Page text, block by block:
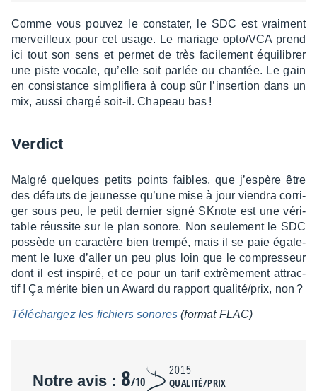
Comme vous pouvez le consta­ter, le SDC est vrai­ment
merveilleux pour cet usage. Le mariage opto/VCA prend
ici tout son sens et permet de très faci­le­ment équi­li­brer
une piste vocale, qu’elle soit parlée ou chan­tée. Le gain
en consis­tance simpli­fiera à coup sûr l’in­ser­tion dans un
mix, aussi chargé soit-il. Chapeau bas !
Verdict
Malgré quelques petits points faibles, que j’es­père être
des défauts de jeunesse qu’une mise à jour vien­dra corri­
ger sous peu, le petit dernier signé SKnote est une véri­
table réus­site sur le plan sonore. Non seule­ment le SDC
possède un carac­tère bien trempé, mais il se paie égale­
ment le luxe d’al­ler un peu plus loin que le compres­seur
dont il est inspiré, et ce pour un tarif extrê­me­ment attrac­
tif ! Ça mérite bien un Award du rapport qualité/prix, non ?
Télé­char­gez les fichiers sonores (format FLAC)
Notre avis : 8/10
2015
QUALITÉ/PRIX